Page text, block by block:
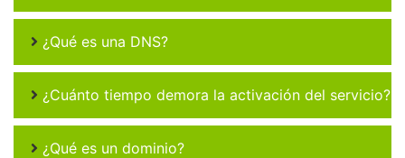
¿Qué es una DNS?
¿Cuánto tiempo demora la activación del servicio?
¿Qué es un dominio?